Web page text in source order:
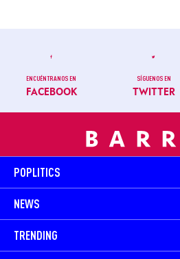
ENCUÉNTRANOS EN
FACEBOOK
SÍGUENOS EN
TWITTER
POPLITICS
NEWS
TRENDING